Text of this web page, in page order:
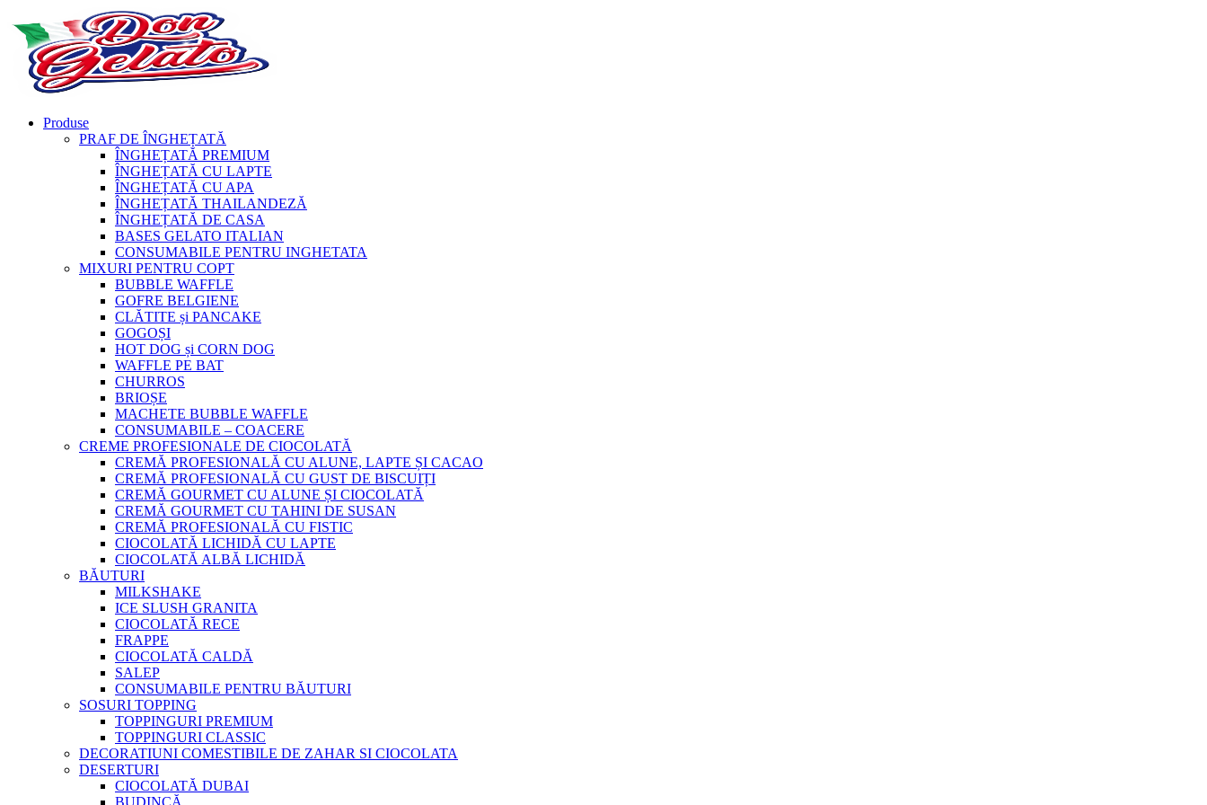
Produse
PRAF DE ÎNGHEȚATĂ
ÎNGHEȚATĂ PREMIUM
ÎNGHEȚATĂ CU LAPTE
ÎNGHEȚATĂ CU APA
ÎNGHEȚATĂ THAILANDEZĂ
ÎNGHEȚATĂ DE CASA
BASES GELATO ITALIAN
CONSUMABILE PENTRU INGHETATA
MIXURI PENTRU COPT
BUBBLE WAFFLE
GOFRE BELGIENE
CLĂTITE și PANCAKE
GOGOȘI
HOT DOG și CORN DOG
WAFFLE PE BAT
CHURROS
BRIOȘE
MACHETE BUBBLE WAFFLE
CONSUMABILE – COACERE
CREME PROFESIONALE DE CIOCOLATĂ
CREMĂ PROFESIONALĂ CU ALUNE, LAPTE ȘI CACAO
CREMĂ PROFESIONALĂ CU GUST DE BISCUIȚI
CREMĂ GOURMET CU ALUNE ȘI CIOCOLATĂ
CREMĂ GOURMET CU TAHINI DE SUSAN
CREMĂ PROFESIONALĂ CU FISTIC
CIOCOLATĂ LICHIDĂ CU LAPTE
CIOCOLATĂ ALBĂ LICHIDĂ
BĂUTURI
MILKSHAKE
ICE SLUSH GRANITA
CIOCOLATĂ RECE
FRAPPE
CIOCOLATĂ CALDĂ
SALEP
CONSUMABILE PENTRU BĂUTURI
SOSURI TOPPING
TOPPINGURI PREMIUM
TOPPINGURI CLASSIC
DECORATIUNI COMESTIBILE DE ZAHAR SI CIOCOLATA
DESERTURI
CIOCOLATĂ DUBAI
BUDINCĂ